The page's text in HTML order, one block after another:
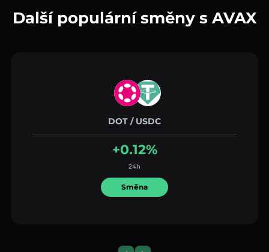
Další populární směny s AVAX
DOT / USDC
+0.12%
24h
Směna